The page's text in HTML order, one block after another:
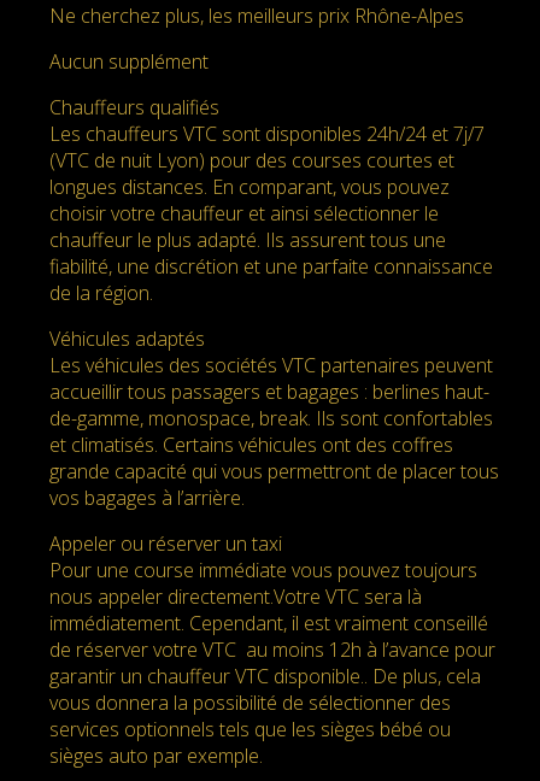
Ne cherchez plus, les meilleurs prix Rhône-Alpes
Aucun supplément
Chauffeurs qualifiés
Les chauffeurs VTC sont disponibles 24h/24 et 7j/7
(VTC de nuit Lyon) pour des courses courtes et
longues distances. En comparant, vous pouvez
choisir votre chauffeur et ainsi sélectionner le
chauffeur le plus adapté. Ils assurent tous une
fiabilité, une discrétion et une parfaite connaissance
de la région.
Véhicules adaptés
Les véhicules des sociétés VTC partenaires peuvent
accueillir tous passagers et bagages : berlines haut-
de-gamme, monospace, break. Ils sont confortables
et climatisés. Certains véhicules ont des coffres
grande capacité qui vous permettront de placer tous
vos bagages à l’arrière.
Appeler ou réserver un taxi
Pour une course immédiate vous pouvez toujours
nous appeler directement.Votre VTC sera là
immédiatement. Cependant, il est vraiment conseillé
de réserver votre VTC au moins 12h à l’avance pour
garantir un chauffeur VTC disponible.. De plus, cela
vous donnera la possibilité de sélectionner des
services optionnels tels que les sièges bébé ou
sièges auto par exemple.